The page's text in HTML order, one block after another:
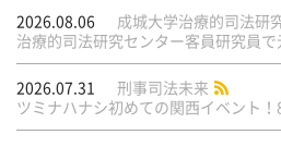
2026.08.06 成城大学治療的司法研
2026.07.31
刑事司法未来
ツミナハナシ初めての関西イベント